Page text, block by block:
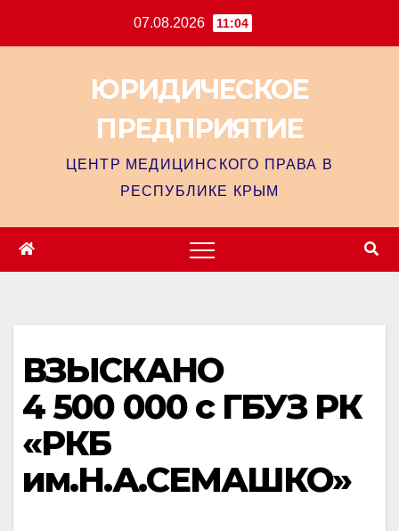
07.08.2026 11:04
ЮРИДИЧЕСКОЕ
ПРЕДПРИЯТИЕ
ЦЕНТР МЕДИЦИНСКОГО ПРАВА В
РЕСПУБЛИКЕ КРЫМ
ВЗЫСКАНО
4 500 000 с ГБУЗ РК
«РКБ
им.Н.А.СЕМАШКО»